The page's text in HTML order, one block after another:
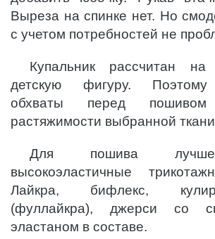
Выреза на спинке нет. Но
с учетом потребностей не
Купальник рассчитан на
детскую фигуру. Поэтому
обхваты перед
растяжимости выбранной
Для пошива
высокоэластичные
Лайкра, бифлекс,
(фуллайкра), джерси со
эластаном в составе.